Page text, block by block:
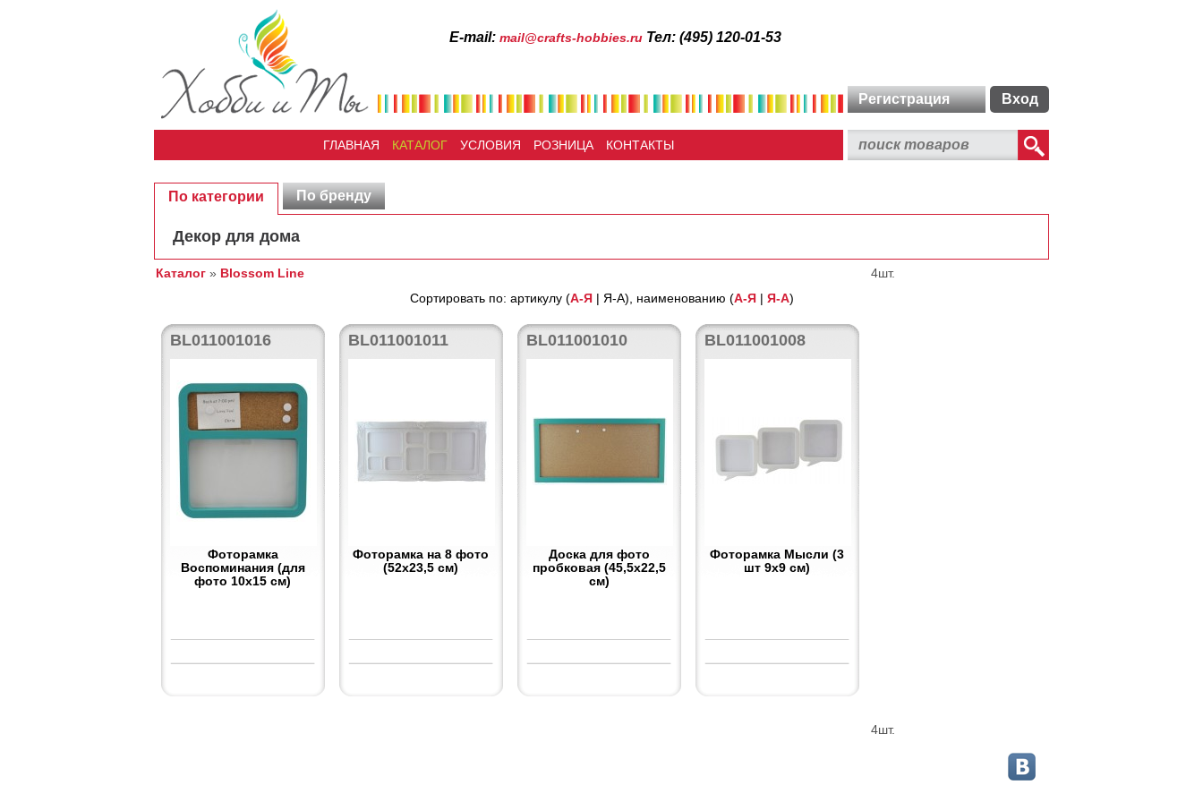
Е-mail: mail@crafts-hobbies.ruТел: (495) 120-01-53
Регистрация Вход
ГЛАВНАЯ КАТАЛОГ УСЛОВИЯ РОЗНИЦА КОНТАКТЫ
По категории По бренду
Декор для дома
Каталог » Blossom Line
4шт.
Сортировать по: артикулу (А-Я| Я-А), наименованию (А-Я| Я-А)
BL011001016
Фоторамка
Воспоминания (для
фото 10х15 см)
BL011001011
Фоторамка на 8 фото
(52х23,5 см)
BL011001010
Доска для фото
пробковая (45,5х22,5
см)
BL011001008
Фоторамка Мысли (3
шт 9х9 см)
4шт.